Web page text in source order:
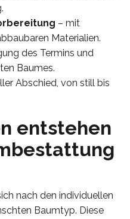
– mit
Materialien.
des Termins und
Baumes.
Abschied, von still bis
entstehen
nach den individuellen
Baumtyp. Diese